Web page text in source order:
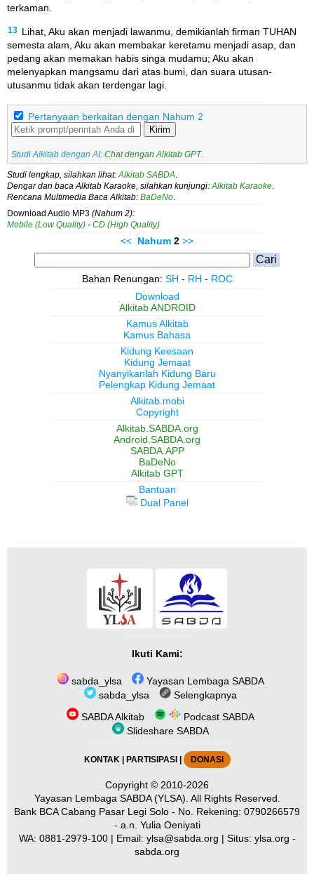
terkaman.
13 Lihat, Aku akan menjadi lawanmu, demikianlah firman TUHAN
semesta alam, Aku akan membakar keretamu menjadi asap, dan
pedang akan memakan habis singa mudamu; Aku akan
melenyapkan mangsamu dari atas bumi, dan suara utusan-
utusanmu tidak akan terdengar lagi.
Pertanyaan berkaitan dengan Nahum 2
Kirim
Studi Alkitab dengan AI: Chat dengan Alkitab GPT.
Studi lengkap, silahkan lihat: Alkitab SABDA
Dengar dan baca Alkitab Karaoke, silahkan kunjungi: Alkitab Karaoke
Rencana Multimedia Baca Alkitab: BaDeNo
Download Audio MP3 (Nahum 2):
Mobile (Low Quality) - CD (High Quality)
<< Nahum 2 >>
Bahan Renungan: SH - RH - ROC
Download
Alkitab ANDROID
Kamus Alkitab
Kamus Bahasa
Kidung Keesaan
Kidung Jemaat
Nyanyikanlah Kidung Baru
Pelengkap Kidung Jemaat
Alkitab.mobi
Copyright
Alkitab.SABDA.org
Android.SABDA.org
SABDA.APP
BaDeNo
Alkitab GPT
Bantuan
Dual Panel
Ikuti Kami:
sabda_ylsa
Yayasan Lembaga SABDA
sabda_ylsa
Selengkapnya
SABDA Alkitab
Podcast SABDA
Slideshare SABDA
KONTAK | PARTISIPASI| DONASI
Copyright © 2010-2026
Yayasan Lembaga SABDA (YLSA). All Rights Reserved.
Bank BCA Cabang Pasar Legi Solo - No. Rekening: 0790266579
- a.n. Yulia Oeniyati
WA: 0881-2979-100| Email: ylsa@sabda.org | Situs: ylsa.org -
sabda.org